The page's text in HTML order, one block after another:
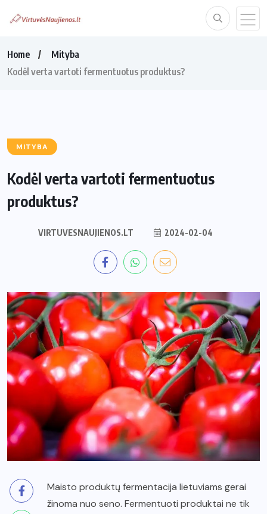
Home
Mityba
Kodėl verta vartoti fermentuotus produktus?
MITYBA
Kodėl verta vartoti fermentuotus
produktus?
VIRTUVESNAUJIENOS.LT 2024-02-04
Maisto produktų fermentacija lietuviams gerai
žinoma nuo seno. Fermentuoti produktai ne tik